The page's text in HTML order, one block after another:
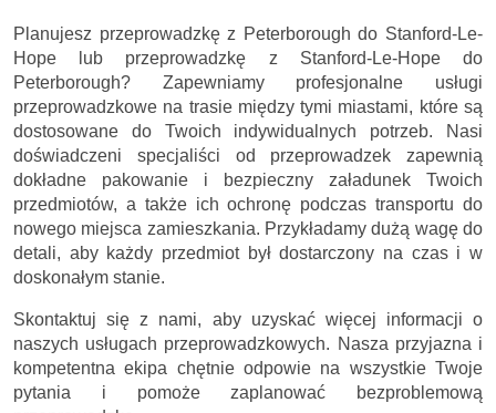
Planujesz przeprowadzkę z Peterborough do Stanford-Le-
Hope lub przeprowadzkę z Stanford-Le-Hope do
Peterborough? Zapewniamy profesjonalne usługi
przeprowadzkowe na trasie między tymi miastami, które są
dostosowane do Twoich indywidualnych potrzeb. Nasi
doświadczeni specjaliści od przeprowadzek zapewnią
dokładne pakowanie i bezpieczny załadunek Twoich
przedmiotów, a także ich ochronę podczas transportu do
nowego miejsca zamieszkania. Przykładamy dużą wagę do
detali, aby każdy przedmiot był dostarczony na czas i w
doskonałym stanie.
Skontaktuj się z nami, aby uzyskać więcej informacji o
naszych usługach przeprowadzkowych. Nasza przyjazna i
kompetentna ekipa chętnie odpowie na wszystkie Twoje
pytania i pomoże zaplanować bezproblemową